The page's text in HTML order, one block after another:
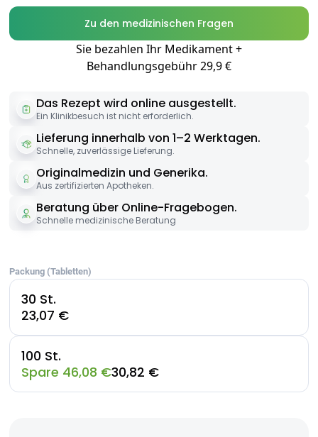
Zu den medizinischen Fragen
Sie bezahlen Ihr Medikament +
Behandlungsgebühr 29,9 €
Das Rezept wird online ausgestellt.
Ein Klinikbesuch ist nicht erforderlich.
Lieferung innerhalb von 1–2 Werktagen.
Schnelle, zuverlässige Lieferung.
Originalmedizin und Generika.
Aus zertifizierten Apotheken.
Beratung über Online-Fragebogen.
Schnelle medizinische Beratung
Packung (Tabletten)
30 St.
23,07 €
100 St.
Spare 46,08 €30,82 €